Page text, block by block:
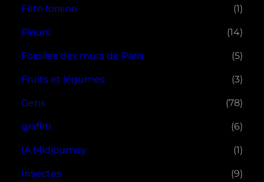
Fête foraine (1)
Fleurs (14)
Fossiles des murs de Paris (5)
Fruits et légumes (3)
Gens (78)
graffiti (6)
IA Midjourney (1)
Insectes (9)